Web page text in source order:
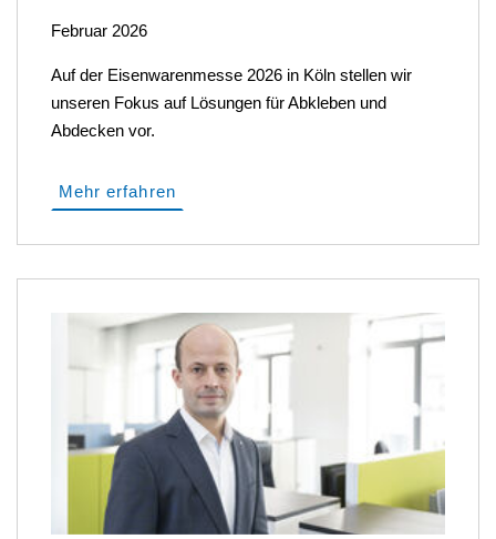
Februar 2026
Auf der Eisenwarenmesse 2026 in Köln stellen wir
unseren Fokus auf Lösungen für Abkleben und
Abdecken vor.
Mehr erfahren